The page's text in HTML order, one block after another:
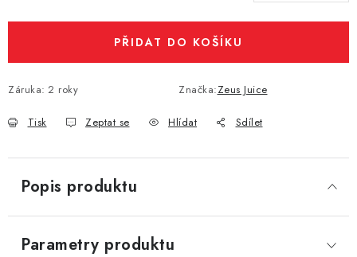
PŘIDAT DO KOŠÍKU
Záruka: 2 roky Značka:Zeus Juice
Tisk Zeptat se Hlídat Sdílet
Popis produktu
Parametry produktu